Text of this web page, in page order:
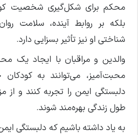
محکم برای شکل‌گیری شخصیت
بلکه بر روابط آینده، سلامت
شناختی او نیز تأثیر بسزایی دارد.
والدین و مراقبان با ایجاد یک
محبت‌آمیز، می‌توانند به
دلبستگی ایمن را تجربه کنند و از
طول زندگی بهره‌مند شوند.
به یاد داشته باشیم که دلبستگی